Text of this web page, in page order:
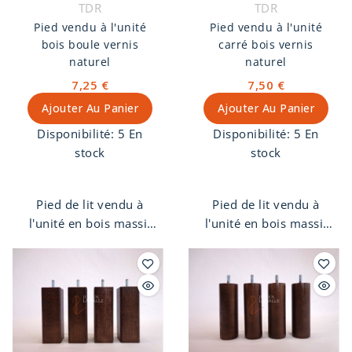
TDR
Pied vendu à l'unité
bois boule vernis
naturel
7,25 €
Ajouter Au Panier
Disponibilité: 5 En
stock
Pied de lit vendu à
l'unité en bois massif
finition vernis naturel.
Pas de vis 8 mm.
TDR
Pied vendu à l'unité
carré bois vernis
naturel
7,50 €
Ajouter Au Panier
Disponibilité: 5 En
stock
Pied de lit vendu à
l'unité en bois massif
finition vernis naturel.
Pas de vis 8 mm.